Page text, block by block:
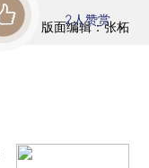
版面编辑：张柘
2人赞赏